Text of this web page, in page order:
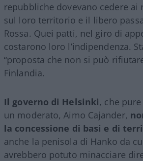
repubbliche dovevano cedere
sul loro territorio e il libero
Rossa. Quei patti, nel giro di
costarono loro l’indipendenza.
“proposta che non si può
Finlandia.
Il governo di Helsinki, che
un moderato, Aimo Cajander,
la concessione di basi e di
anche la penisola di Hanko da
avrebbero potuto minacciare